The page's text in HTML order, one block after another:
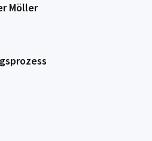
Möller